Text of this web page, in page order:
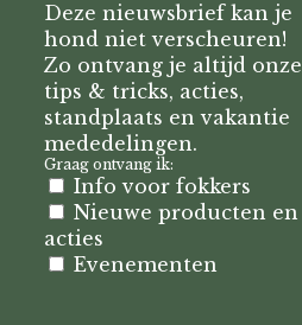
Deze nieuwsbrief kan je
hond niet verscheuren!
Zo ontvang je altijd onze
tips & tricks, acties,
standplaats en vakantie
mededelingen.
Graag ontvang ik:
Info voor fokkers
Nieuwe producten en
acties
Evenementen